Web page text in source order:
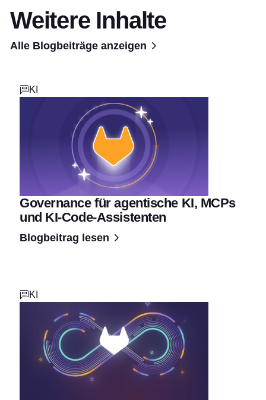
Weitere Inhalte
Alle Blogbeiträge anzeigen
KI
Governance für agentische KI, MCPs
und KI-Code-Assistenten
Blogbeitrag lesen
KI